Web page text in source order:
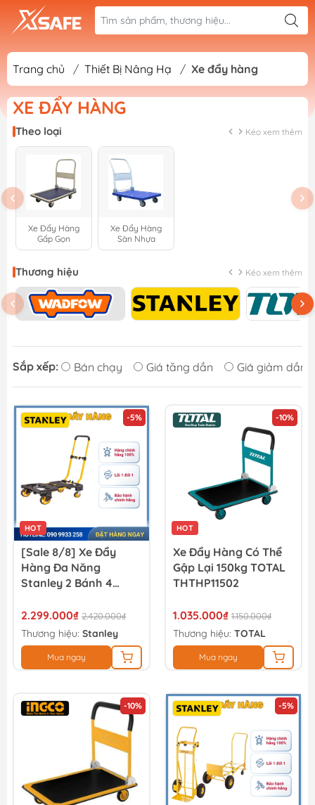
Trang chủ / Thiết Bị Nâng Hạ / Xe đẩy hàng
XE ĐẨY HÀNG
Theo loại Kéo xem thêm
Xe Đẩy Hàng
Gấp Gọn
Xe Đẩy Hàng
Sàn Nhựa
Thương hiệu Kéo xem thêm
Sắp xếp: Bán chạy Giá tăng dần Giá giảm dần
-5%
HOT
[Sale 8/8] Xe Đẩy
Hàng Đa Năng
Stanley 2 Bánh 4
FT585
2.299.000₫ 2.420.000₫
Thương hiệu: Stanley
Mua ngay
-10%
HOT
Xe Đẩy Hàng Có Thể
Gập Lại 150kg TOTAL
THTHP11502
1.035.000₫ 1.150.000₫
Thương hiệu: TOTAL
Mua ngay
-10% -5%